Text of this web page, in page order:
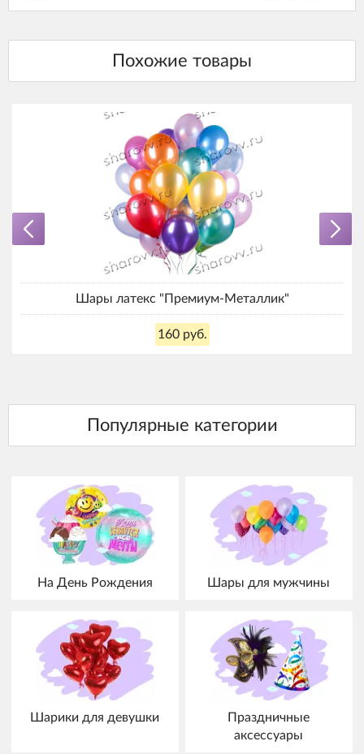
Шары латекс "Премиум-Металлик"
160 руб.
На День Рождения Шары для мужчины
Шарики для девушки
Праздничные
аксессуары